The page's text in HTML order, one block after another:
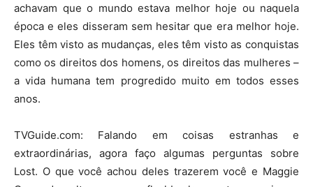
achavam que o mundo estava melhor hoje ou naquela
época e eles disseram sem hesitar que era melhor hoje.
Eles têm visto as mudanças, eles têm visto as conquistas
como os direitos dos homens, os direitos das mulheres –
a vida humana tem progredido muito em todos esses
anos.
TVGuide.com: Falando em coisas estranhas e
extraordinárias, agora faço algumas perguntas sobre
Lost. O que você achou deles trazerem você e Maggie